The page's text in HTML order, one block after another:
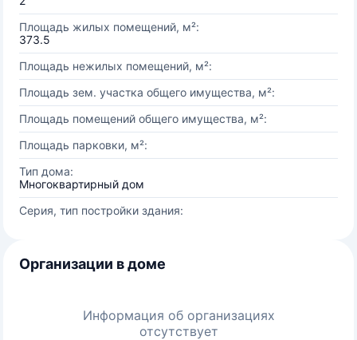
Площадь жилых помещений, м²:
373.5
Площадь нежилых помещений, м²:
Площадь зем. участка общего имущества, м²:
Площадь помещений общего имущества, м²:
Площадь парковки, м²:
Тип дома:
Многоквартирный дом
Серия, тип постройки здания:
Организации в доме
Информация об организациях
отсутствует